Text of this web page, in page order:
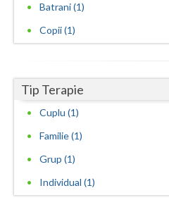
Teleorman
Timis
Tulcea
Valcea
Vaslui
Batrani (1)
Copii (1)
Tip Terapie
Cuplu (1)
Familie (1)
Grup (1)
Individual (1)